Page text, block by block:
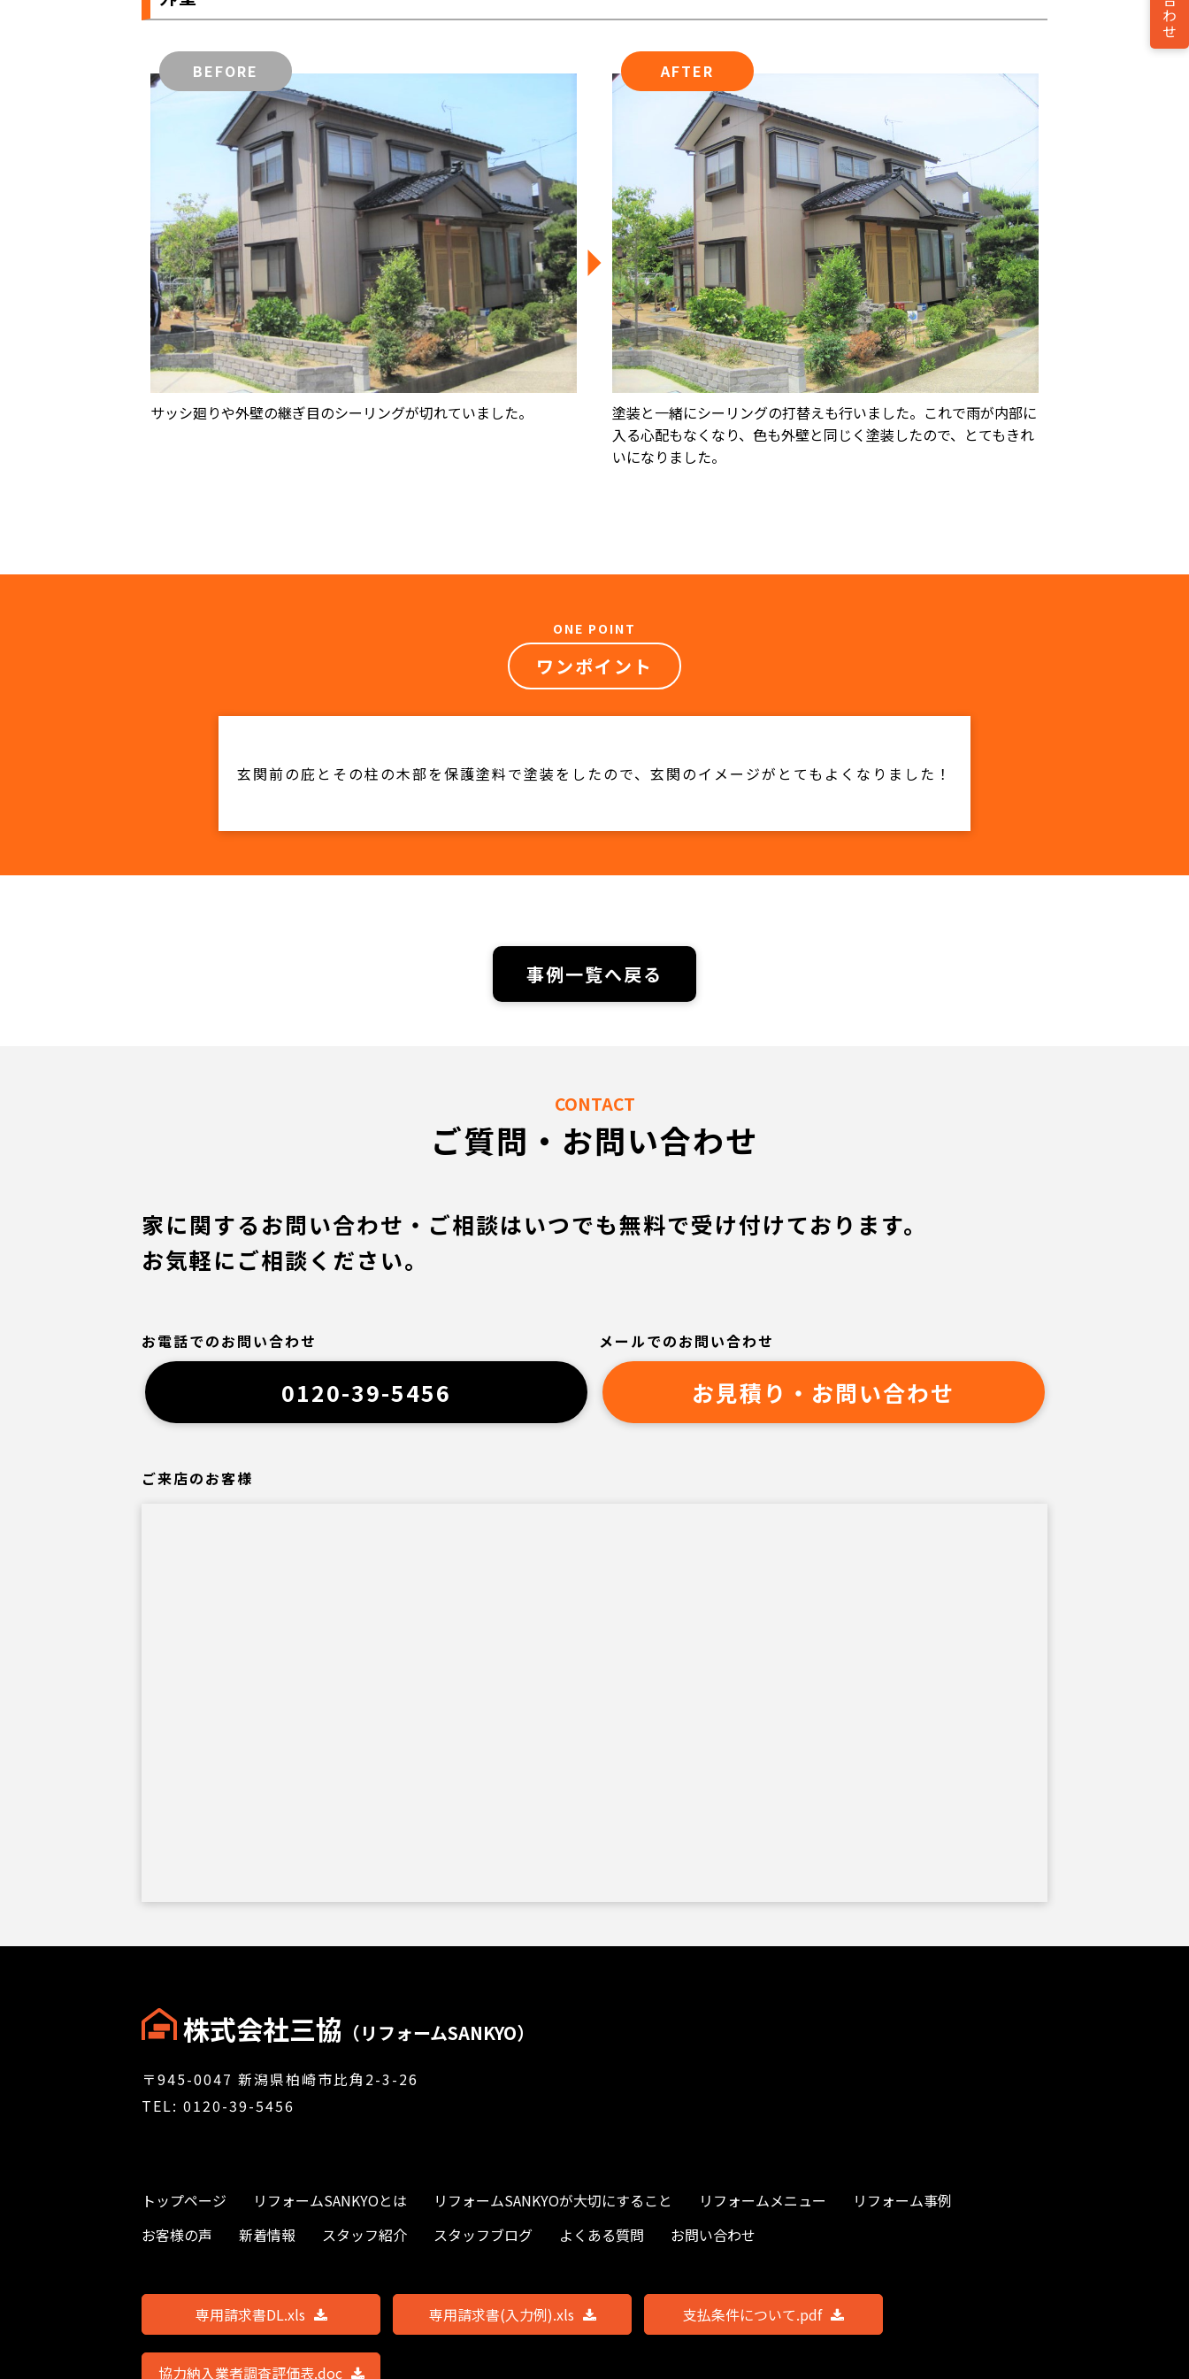
BEFORE
サッシ廻りや外壁の継ぎ目のシーリングが切れていました。
AFTER
塗装と一緒にシーリングの打替えも行いました。これで雨が内部に
入る心配もなくなり、色も外壁と同じく塗装したので、とてもきれ
いになりました。
ONE POINT
ワンポイント
玄関前の庇とその柱の木部を保護塗料で塗装をしたので、玄関のイメージがとてもよくなりました！
事例一覧へ戻る
CONTACT
ご質問・お問い合わせ
家に関するお問い合わせ・ご相談はいつでも無料で受け付けております。
お気軽にご相談ください。
お電話でのお問い合わせ
0120-39-5456
メールでのお問い合わせ
お見積り・お問い合わせ
ご来店のお客様
株式会社三協 （リフォームSANKYO）
〒945-0047 新潟県柏崎市比角2-3-26
TEL: 0120-39-5456
トップページ リフォームSANKYOとは リフォームSANKYOが大切にすること リフォームメニュー
リフォーム事例
お客様の声
新着情報 スタッフ紹介 スタッフブログ よくある質問 お問い合わせ
専用請求書DL.xls 専用請求書(入力例).xls 支払条件について.pdf
協力納入業者調査評価表.doc